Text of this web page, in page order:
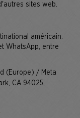
sites web.
américain.
WhatsApp, entre
(Europe) / Meta
CA 94025,